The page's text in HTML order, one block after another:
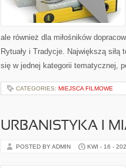
ale również dla miłośników
Rytuały i Tradycje. Największą
się w jednej kategorii tematycznej,
CATEGORIES: MIEJSCA FILMOWE
URBANISTYKA I
POSTED BY ADMIN KWI - 16 -